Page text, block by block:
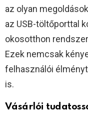
az olyan
az USB-töltőporttal
okosotthon
Ezek nemcsak
felhasználói
is.
Vásárlói